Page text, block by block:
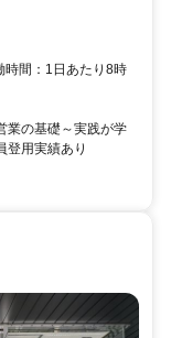
時間：1日あたり8時
基礎～実践が学
用実績あり